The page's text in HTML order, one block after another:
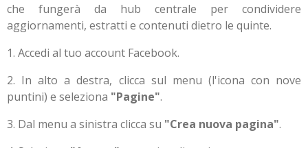
che fungerà da hub centrale per condividere
aggiornamenti, estratti e contenuti dietro le quinte.
1. Accedi al tuo account Facebook.
2. In alto a destra, clicca sul menu (l'icona con nove
puntini) e seleziona "Pagine".
3. Dal menu a sinistra clicca su "Crea nuova pagina".